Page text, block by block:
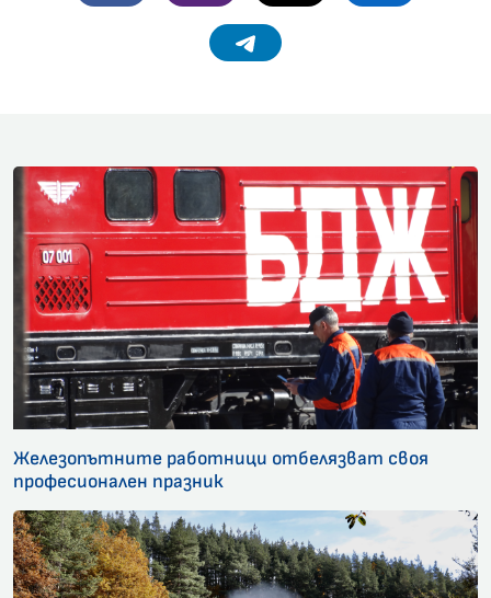
Telegram
Железопътните работници отбелязват своя
професионален празник